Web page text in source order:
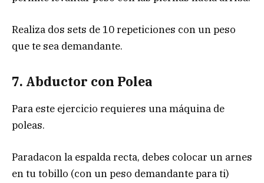
Realiza dos sets de 10 repeticiones con un peso
que te sea demandante.
7. Abductor con Polea
Para este ejercicio requieres una máquina de
poleas.
Paradacon la espalda recta, debes colocar un arnes
en tu tobillo (con un peso demandante para ti)